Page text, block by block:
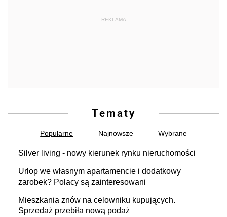
REKLAMA
Tematy
Popularne Najnowsze Wybrane
Silver living - nowy kierunek rynku nieruchomości
Urlop we własnym apartamencie i dodatkowy
zarobek? Polacy są zainteresowani
Mieszkania znów na celowniku kupujących.
Sprzedaż przebiła nową podaż